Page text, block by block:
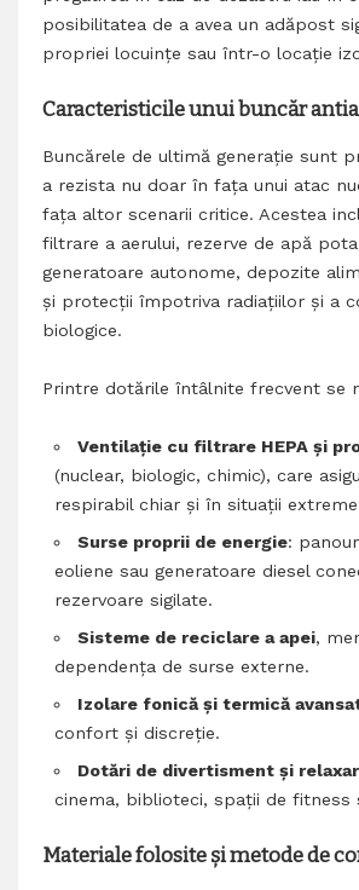
posibilitatea de a avea un adăpost
propriei locuințe sau într-o locație
Caracteristicile unui buncăr
Buncărele de ultimă generație sunt
a rezista nu doar în fața unui atac
fața altor scenarii critice. Acestea
filtrare a aerului, rezerve de apă
generatoare autonome, depozite
și protecții împotriva radiațiilor și a
biologice.
Printre dotările întâlnite frecvent se
Ventilație cu filtrare HEPA și
(nuclear, biologic, chimic), care
respirabil chiar și în situații
Surse proprii de energie:
eoliene sau generatoare diesel
rezervoare sigilate.
Sisteme de reciclare a apei,
dependența de surse externe.
Izolare fonică și termică
confort și discreție.
Dotări de divertisment și
cinema, biblioteci, spații de fitness
Materiale folosite și metode de